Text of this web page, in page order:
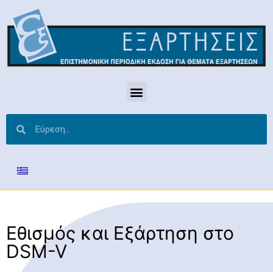
Εθισμός και Εξάρτηση στο
DSM-V